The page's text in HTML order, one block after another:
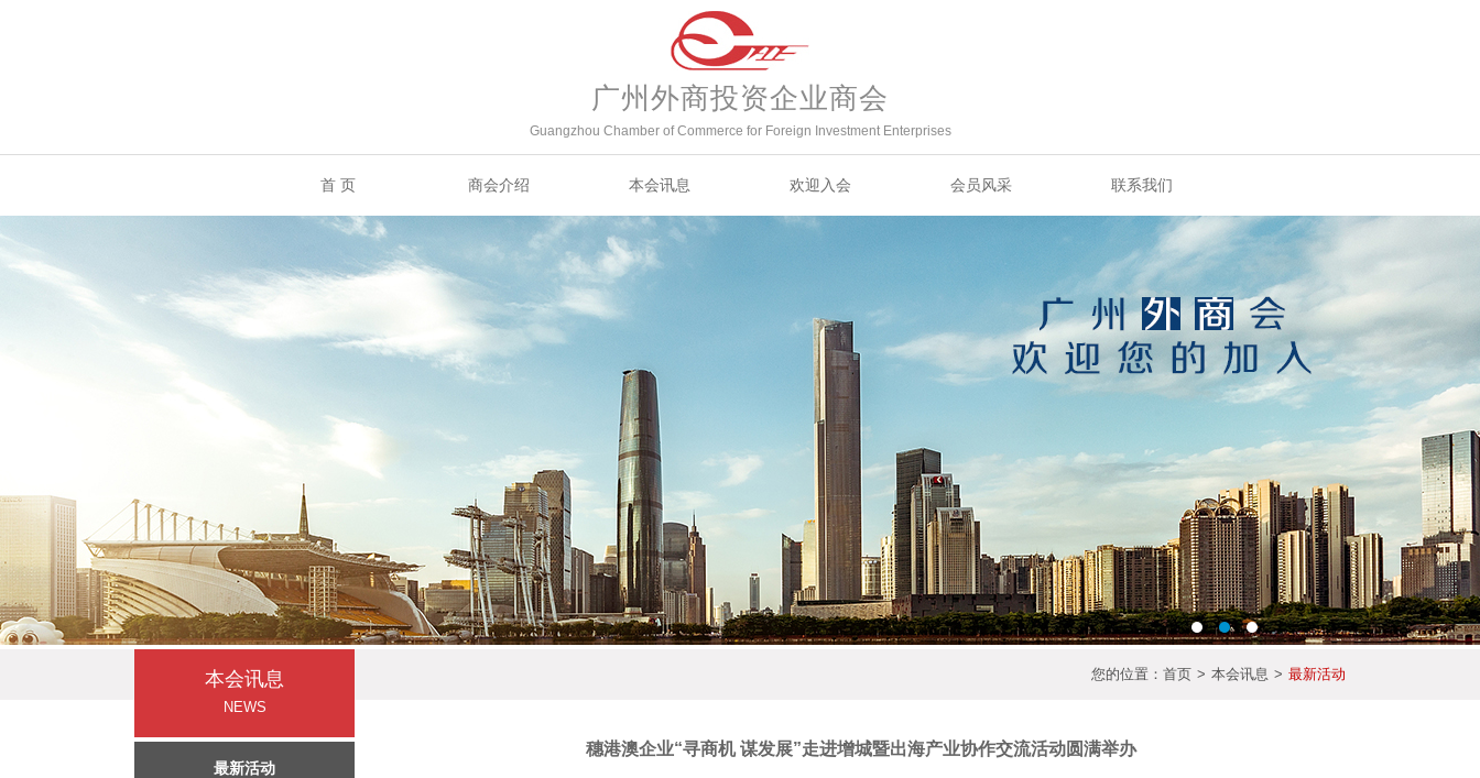
广州外商投资企业商会
Guangzhou Chamber of Commerce for Foreign Investment Enterprises
首 页 商会介绍 本会讯息 欢迎入会 会员风采 联系我们
您的位置： 首页 > 本会讯息 > 最新活动
本会讯息
NEWS
最新活动
穗港澳企业“寻商机 谋发展”走进增城暨出海产业协作交流活动圆满举办